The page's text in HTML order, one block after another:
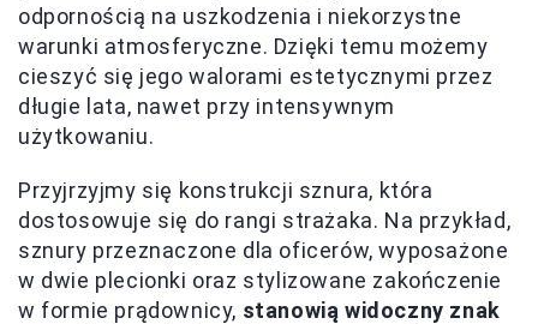
odpornością na uszkodzenia i niekorzystne
warunki atmosferyczne. Dzięki temu możemy
cieszyć się jego walorami estetycznymi przez
długie lata, nawet przy intensywnym
użytkowaniu.
Przyjrzyjmy się konstrukcji sznura, która
dostosowuje się do rangi strażaka. Na przykład,
sznury przeznaczone dla oficerów, wyposażone
w dwie plecionki oraz stylizowane zakończenie
w formie prądownicy, stanowią widoczny znak